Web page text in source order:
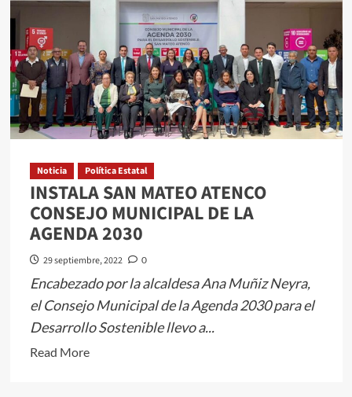
ALFREDO
DEL
MAZO
LA
EXPOSICIÓN
FOTOGRÁFICA
“MUJERES
CIENCIA
EDOMÉX”
EN
EL
PARQUE
DE
LA
CIENCIA
FUNDADORES
TOLUCA
Noticia Política Estatal
INSTALA SAN MATEO ATENCO
CONSEJO MUNICIPAL DE LA
AGENDA 2030
29 septiembre, 2022 0
Encabezado por la alcaldesa Ana Muñiz Neyra,
el Consejo Municipal de la Agenda 2030 para el
Desarrollo Sostenible llevo a...
Read MoreRead